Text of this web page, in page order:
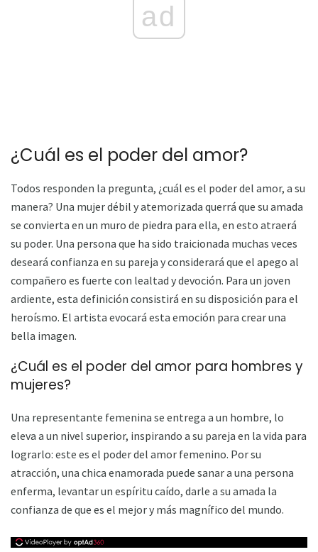
ad
¿Cuál es el poder del amor?
Todos responden la pregunta, ¿cuál es el poder del amor, a su
manera? Una mujer débil y atemorizada querrá que su amada
se convierta en un muro de piedra para ella, en esto atraerá
su poder. Una persona que ha sido traicionada muchas veces
deseará confianza en su pareja y considerará que el apego al
compañero es fuerte con lealtad y devoción. Para un joven
ardiente, esta definición consistirá en su disposición para el
heroísmo. El artista evocará esta emoción para crear una
bella imagen.
¿Cuál es el poder del amor para hombres y
mujeres?
Una representante femenina se entrega a un hombre, lo
eleva a un nivel superior, inspirando a su pareja en la vida para
lograrlo: este es el poder del amor femenino. Por su
atracción, una chica enamorada puede sanar a una persona
enferma, levantar un espíritu caído, darle a su amada la
confianza de que es el mejor y más magnífico del mundo.